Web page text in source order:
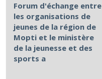
Forum d'échange entre
les organisations de
jeunes de la région de
Mopti et le ministère
de la jeunesse et des
sports a